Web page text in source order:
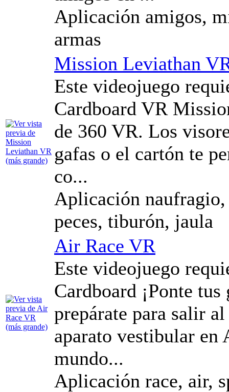
Aplicación amigos,
armas
Mission Leviathan
Este videojuego
Cardboard VR
de 360 ​​VR. Los
gafas o el cartón te
co...
Aplicación
peces, tiburón, jaula
Air Race VR
Este videojuego
Cardboard ¡Ponte
prepárate para salir
aparato vestibular en
mundo...
Aplicación race, air,